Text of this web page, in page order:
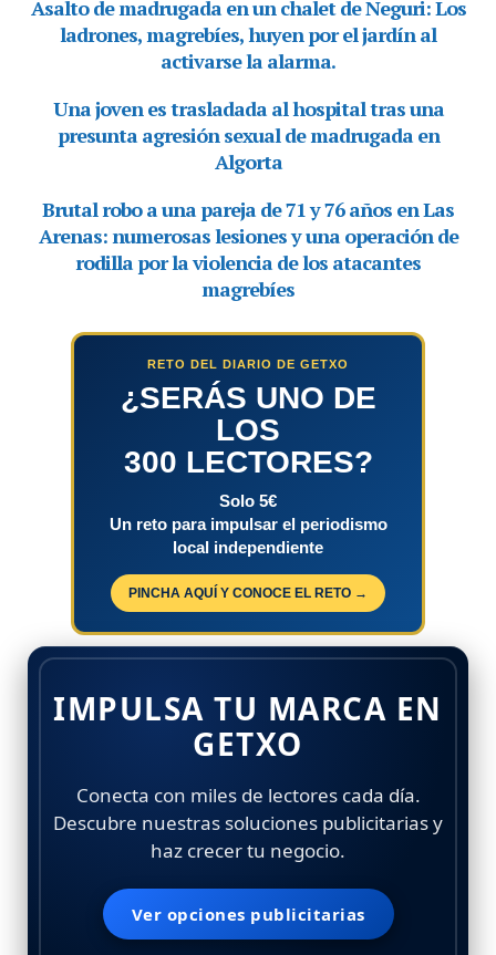
RETO DEL DIARIO DE GETXO
¿SERÁS UNO DE
LOS
300 LECTORES?
Solo 5€
Un reto para impulsar el periodismo
local independiente
PINCHA AQUÍ Y CONOCE EL RETO →
IMPULSA TU MARCA EN
GETXO
Conecta con miles de lectores cada día.
Descubre nuestras soluciones publicitarias y
haz crecer tu negocio.
Ver opciones publicitarias